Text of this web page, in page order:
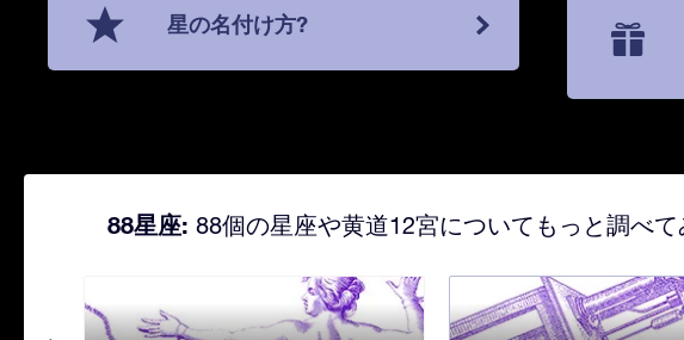
星の名付け方?
88星座: 88個の星座や黄道12宮についてもっと調べ